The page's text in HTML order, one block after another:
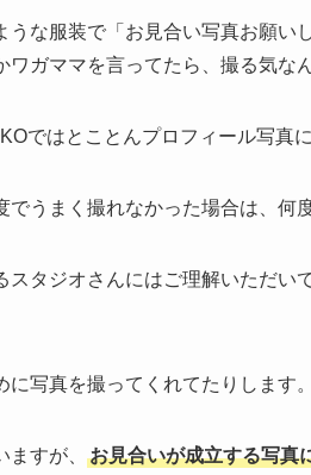
うな服装で「お見合い写真お願
ワガママを言ってたら、撮る気な
ではとことんプロフィール写真
でうまく撮れなかった場合は、何
スタジオさんにはご理解いただい
に写真を撮ってくれてたりします。
すが、 お見合いが成立する写真